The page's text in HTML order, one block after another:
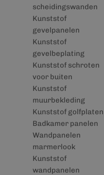
scheidingswanden
Kunststof
gevelpanelen
Kunststof
gevelbeplating
Kunststof schroten
voor buiten
Kunststof
muurbekleding
Kunststof golfplaten
Badkamer panelen
Wandpanelen
marmerlook
Kunststof
wandpanelen